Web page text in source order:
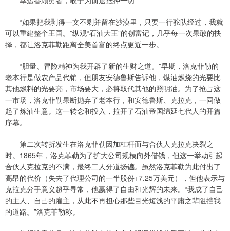
“如果把我剥得一文不剩并留在沙漠里，只要一行驼队经过，我就
可以重建整个王国。”纵观“石油大王”的创富记，几乎每一次果敢的抉
择，都让洛克菲勒距离全美首富的终点更近一步。
“胆量、冒险精神为我开辟了新的生财之道。”早期，洛克菲勒的
老本行是做农产品代销，但朋友安德鲁斯告诉他，煤油燃烧的光要比
其他燃料的光要亮，市场要大，必将取代其他的照明油。为了抢占这
一市场，洛克菲勒果断抛弃了老本行，和安德鲁斯、克拉克，一同做
起了炼油生意。这一转念和投入，拉开了石油帝国绵延七代人的开篇
序幕。
第二次转折发生在洛克菲勒因加杠杆而与合伙人克拉克决裂之
时。1865年，洛克菲勒为了扩大公司规模向外借钱，但这一举动引起
合伙人克拉克的不满，最终二人分道扬镳。虽然洛克菲勒为此付出了
高昂的代价（失去了代理公司的一半股份+7.25万美元），但他表示与
克拉克分手意义超乎寻常，他赢得了自由和光辉的未来。“我成了自己
的主人、自己的雇主，从此不再担心那些目光短浅的平庸之辈阻挡我
的道路。”洛克菲勒称。